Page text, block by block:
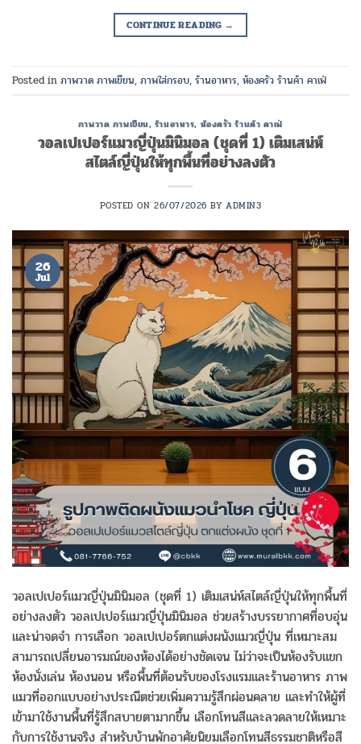
CONTINUE READING →
Posted in ภาพวาด ภาพเขียน, ภาพใส่กรอบ, ร้านอาหาร, ห้องครัว ร้านค้า คาเฟ่
ภาพวาด ภาพเขียน, ร้านอาหาร, ห้องครัว ร้านค้า คาเฟ่
วอลเปเปอร์แมวญี่ปุ่นมินิมอล (ชุดที่ 1) เติมเสน่ห์
สไตล์ญี่ปุ่นให้ทุกพื้นที่อย่างลงตัว
POSTED ON26/07/2026 BYADMIN3
26
Jul
วอลเปเปอร์แมวญี่ปุ่นมินิมอล (ชุดที่ 1) เติมเสน่ห์สไตล์ญี่ปุ่นให้ทุกพื้นที่
อย่างลงตัว วอลเปเปอร์แมวญี่ปุ่นมินิมอล ช่วยสร้างบรรยากาศที่อบอุ่น
และน่าจดจำ การเลือก วอลเปเปอร์ตกแต่งผนังแมวญี่ปุ่น ที่เหมาะสม
สามารถเปลี่ยนอารมณ์ของห้องได้อย่างชัดเจน ไม่ว่าจะเป็นห้องรับแขก
ห้องนั่งเล่น ห้องนอน หรือพื้นที่ต้อนรับของโรงแรมและร้านอาหาร ภาพ
แมวที่ออกแบบอย่างประณีตช่วยเพิ่มความรู้สึกผ่อนคลาย และทำให้ผู้ที่
เข้ามาใช้งานพื้นที่รู้สึกสบายตามากขึ้น เลือกโทนสีและลวดลายให้เหมาะ
กับการใช้งานจริง สำหรับบ้านพักอาศัยนิยมเลือกโทนสีธรรมชาติหรือสี